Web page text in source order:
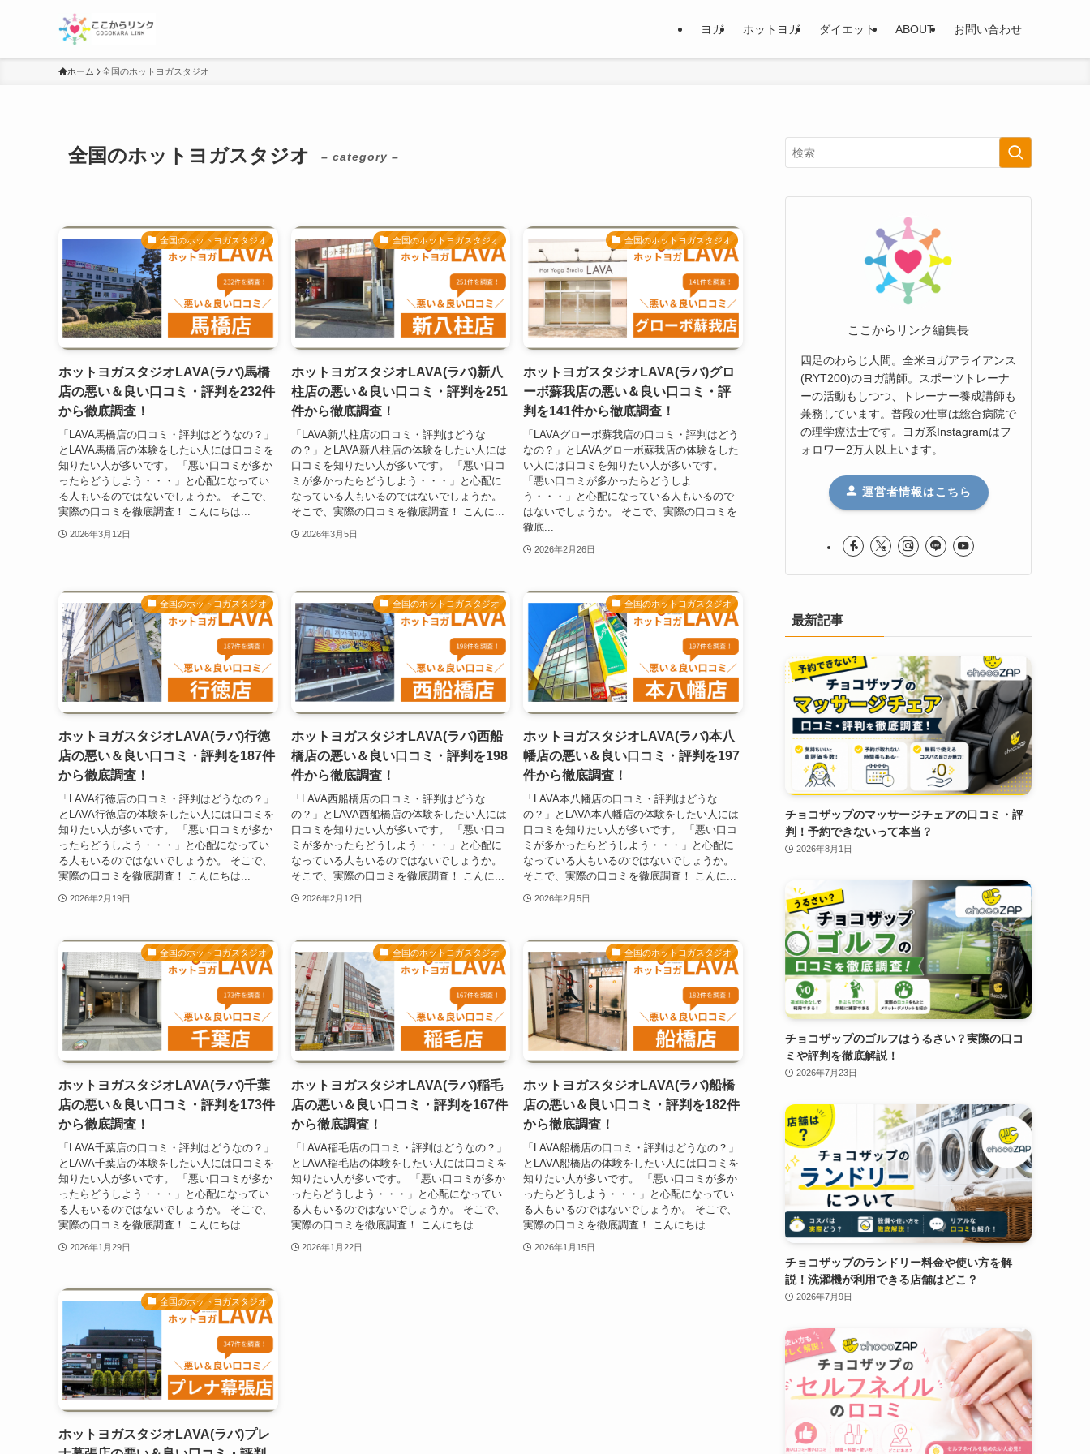
ヨガ ホットヨガ ダイエット ABOUT お問い合わせ
ホーム 全国のホットヨガスタジオ
全国のホットヨガスタジオ – category –
全国のホットヨガスタジオ
ホットヨガスタジオLAVA(ラバ)馬橋
店の悪い＆良い口コミ・評判を232件
から徹底調査！
「LAVA馬橋店の口コミ・評判はどうなの？」
とLAVA馬橋店の体験をしたい人には口コミを
知りたい人が多いです。 「悪い口コミが多か
ったらどうしよう・・・」と心配になってい
る人もいるのではないでしょうか。 そこで、
実際の口コミを徹底調査！ こんにちは...
2026年3月12日
全国のホットヨガスタジオ
ホットヨガスタジオLAVA(ラバ)新八
柱店の悪い＆良い口コミ・評判を251
件から徹底調査！
「LAVA新八柱店の口コミ・評判はどうな
の？」とLAVA新八柱店の体験をしたい人には
口コミを知りたい人が多いです。 「悪い口コ
ミが多かったらどうしよう・・・」と心配に
なっている人もいるのではないでしょうか。
そこで、実際の口コミを徹底調査！ こんに...
2026年3月5日
全国のホットヨガスタジオ
ホットヨガスタジオLAVA(ラバ)グロ
ーボ蘇我店の悪い＆良い口コミ・評
判を141件から徹底調査！
「LAVAグローボ蘇我店の口コミ・評判はどう
なの？」とLAVAグローボ蘇我店の体験をした
い人には口コミを知りたい人が多いです。
「悪い口コミが多かったらどうしよ
う・・・」と心配になっている人もいるので
はないでしょうか。 そこで、実際の口コミを
徹底...
2026年2月26日
全国のホットヨガスタジオ
ホットヨガスタジオLAVA(ラバ)行徳
店の悪い＆良い口コミ・評判を187件
から徹底調査！
「LAVA行徳店の口コミ・評判はどうなの？」
とLAVA行徳店の体験をしたい人には口コミを
知りたい人が多いです。 「悪い口コミが多か
ったらどうしよう・・・」と心配になってい
る人もいるのではないでしょうか。 そこで、
実際の口コミを徹底調査！ こんにちは...
2026年2月19日
全国のホットヨガスタジオ
ホットヨガスタジオLAVA(ラバ)西船
橋店の悪い＆良い口コミ・評判を198
件から徹底調査！
「LAVA西船橋店の口コミ・評判はどうな
の？」とLAVA西船橋店の体験をしたい人には
口コミを知りたい人が多いです。 「悪い口コ
ミが多かったらどうしよう・・・」と心配に
なっている人もいるのではないでしょうか。
そこで、実際の口コミを徹底調査！ こんに...
2026年2月12日
全国のホットヨガスタジオ
ホットヨガスタジオLAVA(ラバ)本八
幡店の悪い＆良い口コミ・評判を197
件から徹底調査！
「LAVA本八幡店の口コミ・評判はどうな
の？」とLAVA本八幡店の体験をしたい人には
口コミを知りたい人が多いです。 「悪い口コ
ミが多かったらどうしよう・・・」と心配に
なっている人もいるのではないでしょうか。
そこで、実際の口コミを徹底調査！ こんに...
2026年2月5日
全国のホットヨガスタジオ
ホットヨガスタジオLAVA(ラバ)千葉
店の悪い＆良い口コミ・評判を173件
から徹底調査！
「LAVA千葉店の口コミ・評判はどうなの？」
とLAVA千葉店の体験をしたい人には口コミを
知りたい人が多いです。 「悪い口コミが多か
ったらどうしよう・・・」と心配になってい
る人もいるのではないでしょうか。 そこで、
実際の口コミを徹底調査！ こんにちは...
2026年1月29日
全国のホットヨガスタジオ
ホットヨガスタジオLAVA(ラバ)稲毛
店の悪い＆良い口コミ・評判を167件
から徹底調査！
「LAVA稲毛店の口コミ・評判はどうなの？」
とLAVA稲毛店の体験をしたい人には口コミを
知りたい人が多いです。 「悪い口コミが多か
ったらどうしよう・・・」と心配になってい
る人もいるのではないでしょうか。 そこで、
実際の口コミを徹底調査！ こんにちは...
2026年1月22日
全国のホットヨガスタジオ
ホットヨガスタジオLAVA(ラバ)船橋
店の悪い＆良い口コミ・評判を182件
から徹底調査！
「LAVA船橋店の口コミ・評判はどうなの？」
とLAVA船橋店の体験をしたい人には口コミを
知りたい人が多いです。 「悪い口コミが多か
ったらどうしよう・・・」と心配になってい
る人もいるのではないでしょうか。 そこで、
実際の口コミを徹底調査！ こんにちは...
2026年1月15日
全国のホットヨガスタジオ
ホットヨガスタジオLAVA(ラバ)プレ
ここからリンク編集長
四足のわらじ人間。全米ヨガアライアンス
(RYT200)のヨガ講師。スポーツトレーナ
ーの活動もしつつ、トレーナー養成講師も
兼務しています。普段の仕事は総合病院で
の理学療法士です。ヨガ系Instagramはフ
ォロワー2万人以上います。
運営者情報はこちら
最新記事
チョコザップのマッサージチェアの口コミ・評
判！予約できないって本当？
2026年8月1日
チョコザップのゴルフはうるさい？実際の口コ
ミや評判を徹底解説！
2026年7月23日
チョコザップのランドリー料金や使い方を解
説！洗濯機が利用できる店舗はどこ？
2026年7月9日